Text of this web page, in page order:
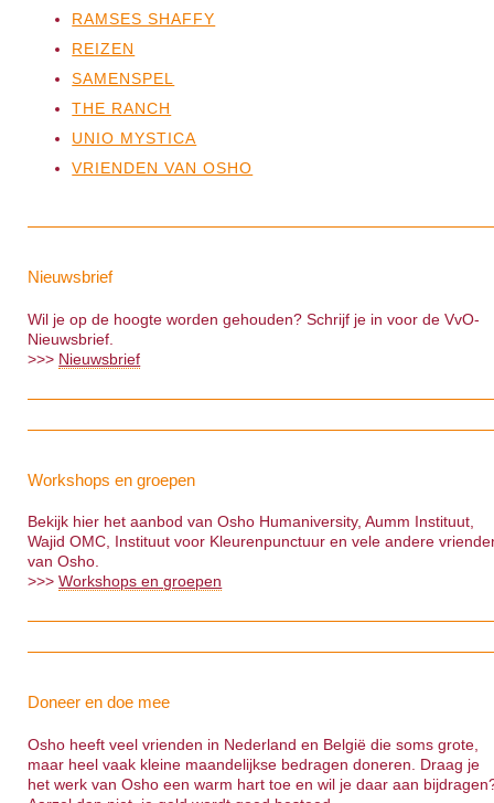
RAMSES SHAFFY
REIZEN
SAMENSPEL
THE RANCH
UNIO MYSTICA
VRIENDEN VAN OSHO
Nieuwsbrief
Wil je op de hoogte worden gehouden? Schrijf je in voor de VvO-
Nieuwsbrief.
>>> Nieuwsbrief
Workshops en groepen
Bekijk hier het aanbod van Osho Humaniversity, Aumm Instituut,
Wajid OMC, Instituut voor Kleurenpunctuur en vele andere
van Osho.
>>>Workshops en groepen
Doneer en doe mee
Osho heeft veel vrienden in Nederland en België die soms grote,
maar heel vaak kleine maandelijkse bedragen doneren. Draag je
het werk van Osho een warm hart toe en wil je daar aan